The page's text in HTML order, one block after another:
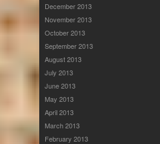
December 2013
November 2013
October 2013
September 2013
August 2013
July 2013
June 2013
May 2013
April 2013
March 2013
February 2013